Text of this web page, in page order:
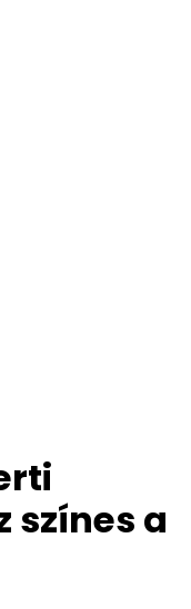
színes a